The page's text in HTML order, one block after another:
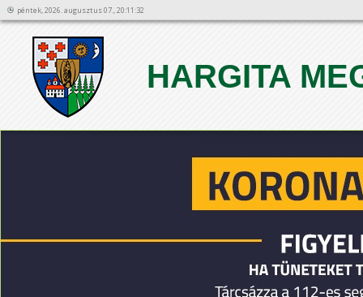
péntek, 2026. augusztus 07., 20:11:32
HARGITA